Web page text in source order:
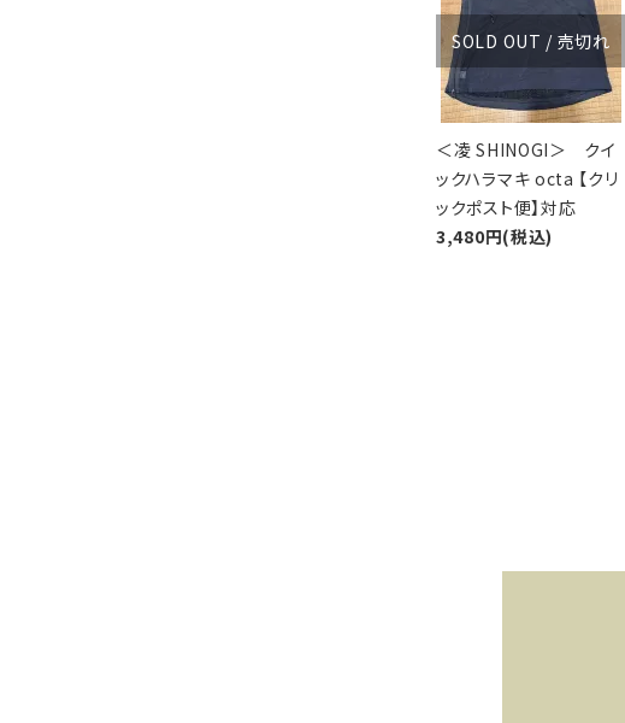
SOLD OUT / 売切れ
＜凌 SHINOGI＞ クイ
ックハラマキ octa 【クリ
ックポスト便】対応
3,480円(税込)